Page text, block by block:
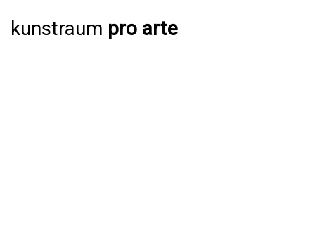
kunstraum pro arte